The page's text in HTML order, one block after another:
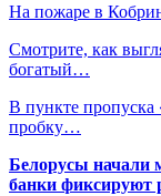
На пожаре в
Смотрите, как
богатый…
В пункте пропуска
пробку…
Белорусы начали
банки фиксируют